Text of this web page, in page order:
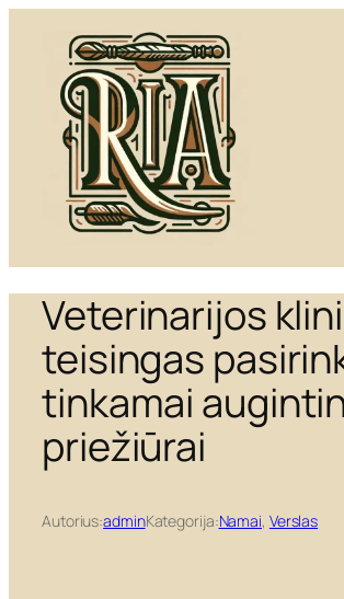
turinio
Veterinarijos
teisingas
tinkamai
priežiūrai
Autorius:adminKategorija:Namai, Verslas